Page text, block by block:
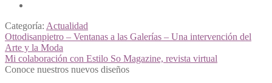
Categoría: Actualidad
Navegación
de
entradas
Anterior:
Ottodisanpietro – Ventanas a las Galerías – Una intervención del
Arte y la Moda
Siguiente:
Mi colaboración con Estilo So Magazine, revista virtual
Conoce nuestros nuevos diseños